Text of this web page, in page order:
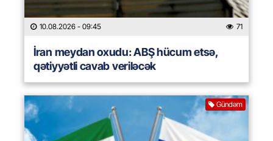
10.08.2026 - 09:45 71
İran meydan oxudu: ABŞ hücum etsə,
qətiyyətli cavab veriləcək
Gündəm